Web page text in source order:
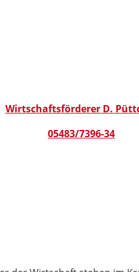
Wirtschaftsförderer D.
05483/7396-34